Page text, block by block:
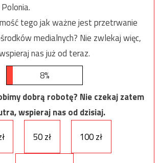
tego jak ważne jest przetrwanie
medialnych? Nie zwlekaj więc,
nas już od teraz.
8%
dobrą robotę? Nie czekaj zatem
wspieraj nas od dzisiaj.
50 zł 100 zł